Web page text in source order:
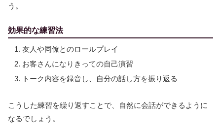
う。
効果的な練習法
友人や同僚とのロールプレイ
お客さんになりきっての自己演習
トーク内容を録音し、自分の話し方を振り返る
こうした練習を繰り返すことで、自然に会話ができるように
なるでしょう。